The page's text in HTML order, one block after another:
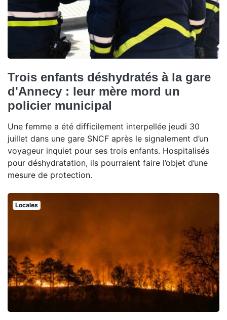
Trois enfants déshydratés à la gare
d'Annecy : leur mère mord un
policier municipal
Une femme a été difficilement interpellée jeudi 30
juillet dans une gare SNCF après le signalement d’un
voyageur inquiet pour ses trois enfants. Hospitalisés
pour déshydratation, ils pourraient faire l’objet d’une
mesure de protection.
Locales